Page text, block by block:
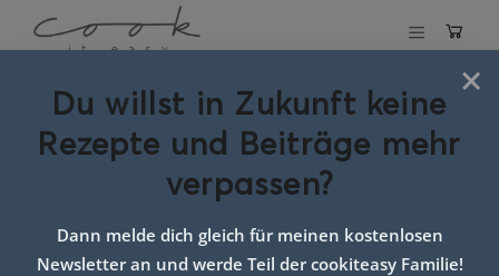
Allgemein
×
Du willst in Zukunft keine
Rezepte und Beiträge mehr
verpassen?
Dann melde dich gleich für meinen kostenlosen
Newsletter an und werde Teil der cookiteasy Familie!